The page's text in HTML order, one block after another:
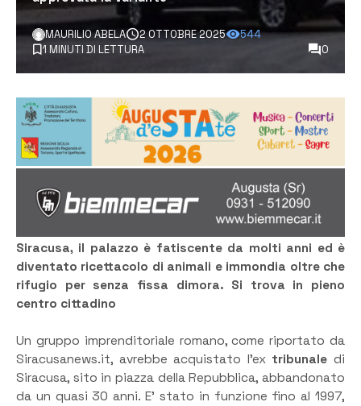
MAURILIO ABELA 2 OTTOBRE 2025
544
1 MINUTI DI LETTURA
0
Siracusa, il palazzo è fatiscente da molti anni ed è
diventato ricettacolo di animali e immondia oltre che
rifugio per senza fissa dimora. Si trova in pieno
centro cittadino
Un gruppo imprenditoriale romano, come riportato da
Siracusanews.it, avrebbe acquistato l’ex tribunaledi
Siracusa, sito in piazza della Repubblica, abbandonato
da un quasi 30 anni. E’ stato in funzione fino al 1997,